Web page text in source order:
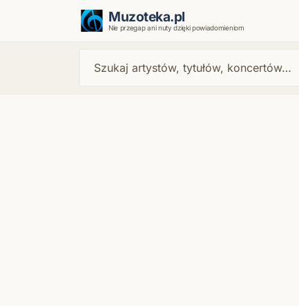
Muzoteka.pl
Nie przegap ani nuty dzięki powiadomieniom